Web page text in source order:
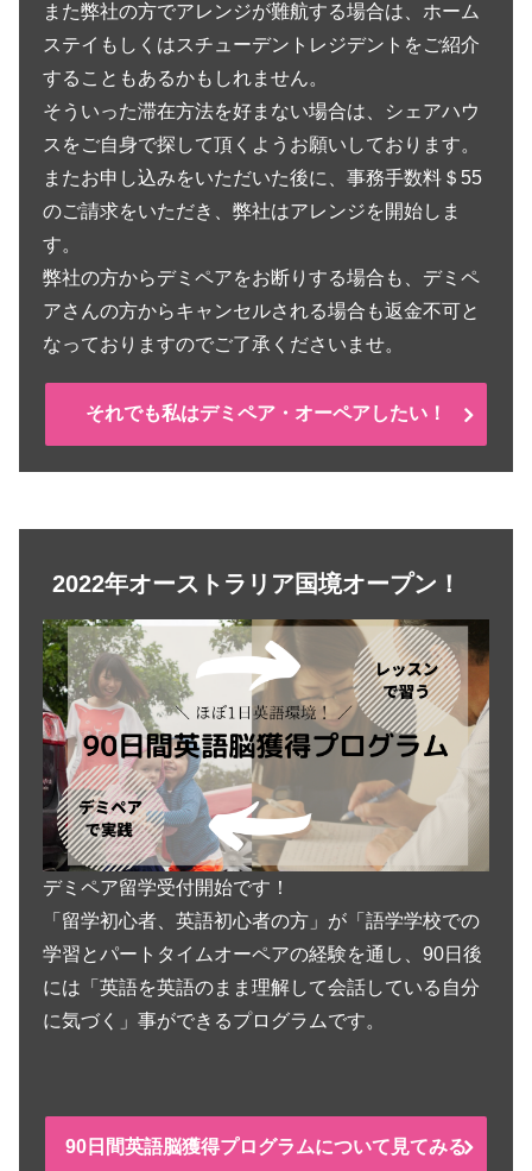
また弊社の方でアレンジが難航する場合は、ホーム
ステイもしくはスチューデントレジデントをご紹介
することもあるかもしれません。
そういった滞在方法を好まない場合は、シェアハウ
スをご自身で探して頂くようお願いしております。
またお申し込みをいただいた後に、事務手数料＄55
のご請求をいただき、弊社はアレンジを開始しま
す。
弊社の方からデミペアをお断りする場合も、デミペ
アさんの方からキャンセルされる場合も返金不可と
なっておりますのでご了承くださいませ。
それでも私はデミペア・オーペアしたい！
2022年オーストラリア国境オープン！
デミペア留学受付開始です！
「留学初心者、英語初心者の方」が「語学学校での
学習とパートタイムオーペアの経験を通し、90日後
には「英語を英語のまま理解して会話している自分
に気づく」事ができるプログラムです。
90日間英語脳獲得プログラムについて見てみる